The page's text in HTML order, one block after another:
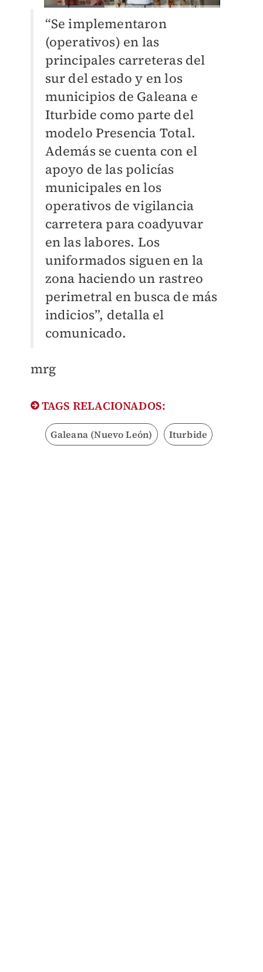
“Se implementaron
(operativos) en las
principales carreteras del
sur del estado y en los
municipios de Galeana e
Iturbide como parte del
modelo Presencia Total.
Además se cuenta con el
apoyo de las policías
municipales en los
operativos de vigilancia
carretera para coadyuvar
en las labores. Los
uniformados siguen en la
zona haciendo un rastreo
perimetral en busca de más
indicios”, detalla el
comunicado.
mrg
TAGS RELACIONADOS:
Galeana (Nuevo León) Iturbide